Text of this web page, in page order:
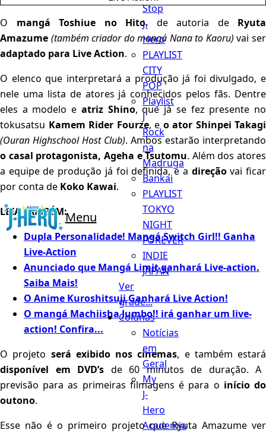
Menu
Stop
J-
Hero
PLAYLIST
CITY
POP
Playlist
J
Rock
na
Madruga
Bankai
PLAYLIST
TOKYO
NIGHT
FOREVER
INDIE
JAPAN
Ver
grade...
Colunas
Notícias
em
Geral
My
J-
Hero
Academia
O mangá Toshiue no Hito, de autoria de Ryuta
Amazume (também criador do mangá Nana to Kaoru) vai ser
adaptado para Live Action.
O elenco que interpretará a produção já foi divulgado, e
nele uma lista de atores já conhecidos pelos fãs. Dentre
eles a modelo e atriz Shino, que já se fez presente no
tokusatsu Kamem Rider Fourze, e o ator Shinpei Takagi
(Ouran Highschool Host Club). Ambos estarão interpretando
o casal protagonista, Ageha e Tsutomu. Além dos atores
a equipe de produção já foi definida, e a direçãovai ficar
por conta de Koko Kawai.
LEIA TAMBÉM:
Dupla Personalidade! Mangá Switch Girl!! Ganha
Live-Action
Anunciado que Mangá Limit ganhará Live-action.
Saiba Mais!
O Anime Kuroshitsuji Ganhará Live Action!
O mangá Machiisha Jumbo!! irá ganhar um live-
action! Confira...
O projeto será exibido nos cinemas, e também estará
disponível em DVD’s de 60 minutos de duração. A
previsão para as primeiras filmagens é para o início do
outono.
Esse não é o primeiro projeto que Ryuta Amazume ver